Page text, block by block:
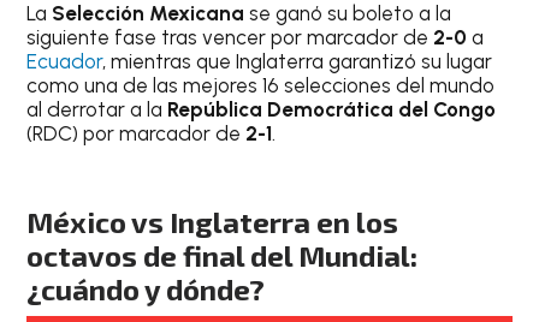
La Selección Mexicana se ganó su boleto a la
siguiente fase tras vencer por marcador de 2-0 a
Ecuador, mientras que Inglaterra garantizó su lugar
como una de las mejores 16 selecciones del mundo
al derrotar a la República Democrática del Congo
(RDC) por marcador de 2-1.
México vs Inglaterra en los
octavos de final del Mundial:
¿cuándo y dónde?